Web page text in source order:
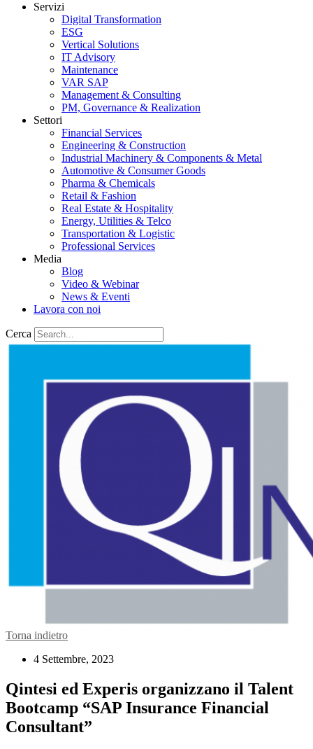
Servizi
Digital Transformation
ESG
Vertical Solutions
IT Advisory
Maintenance
VAR SAP
Management & Consulting
PM, Governance & Realization
Settori
Financial Services
Engineering & Construction
Industrial Machinery & Components & Metal
Automotive & Consumer Goods
Pharma & Chemicals
Retail & Fashion
Real Estate & Hospitality
Energy, Utilities & Telco
Transportation & Logistic
Professional Services
Media
Blog
Video & Webinar
News & Eventi
Lavora con noi
Cerca
Torna indietro
4 Settembre, 2023
Qintesi ed Experis organizzano il Talent
Bootcamp “SAP Insurance Financial
Consultant”